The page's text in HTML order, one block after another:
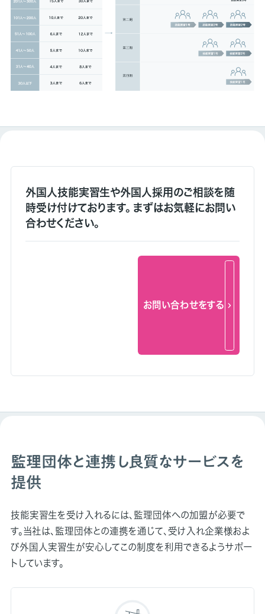
外国人技能実習生や外国人採用のご相談を随
時受け付けております。 まずはお気軽にお問い
合わせください。
お問い合わせをする
監理団体と連携し良質なサービスを
提供
技能実習生を受け入れるには、監理団体への加盟が必要で
す。当社は、監理団体との連携を通じて、受け入れ企業様およ
び外国人実習生が安心してこの制度を利用できるようサポー
トしています。